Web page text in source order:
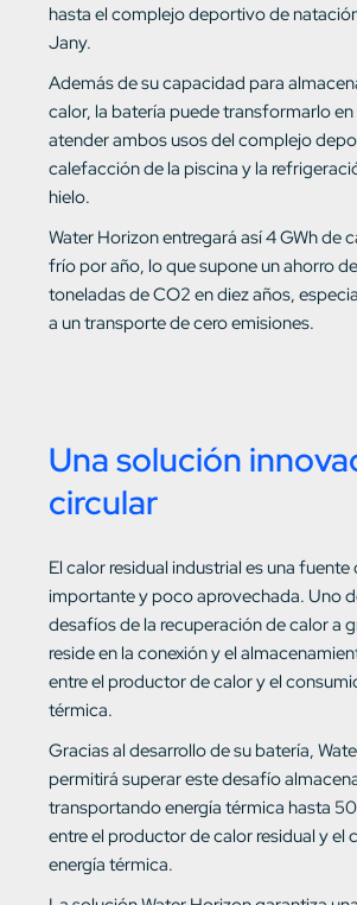
hasta el complejo deportivo de
Jany.
Además de su capacidad para
calor, la batería puede transformarlo
atender ambos usos del complejo
calefacción de la piscina y la
hielo.
Water Horizon entregará así 4 GWh de
frío por año, lo que supone un ahorro
toneladas de CO2 en diez años,
a un transporte de cero emisiones.
Una solución
circular
El calor residual industrial es una fuente
importante y poco aprovechada. Uno
desafíos de la recuperación de calor a
reside en la conexión y el
entre el productor de calor y el
térmica.
Gracias al desarrollo de su batería,
permitirá superar este desafío
transportando energía térmica hasta
entre el productor de calor residual y el
energía térmica.